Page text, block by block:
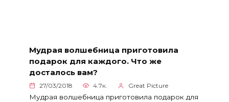
Мудрая волшебница приготовила
подарок для каждого. Что же
досталось вам?
27/03/2018 4.7к. Great Picture
Мудрая волшебница приготовила подарок для